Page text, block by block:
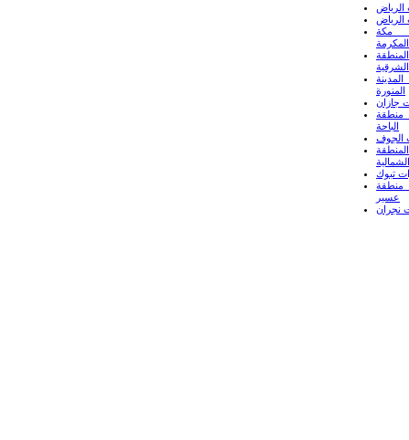
الرياض
الرياض
مكة
المكرمة
الشرقية
المنورة
جازان
منطقة
الباحة
الجوف
الشمالية
تبوك
منطقة
عسير
نجران